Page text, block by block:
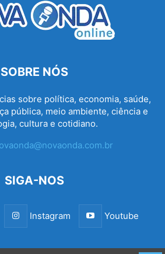
SOBRE NÓS
sobre política, economia, saúde,
pública, meio ambiente, ciência e
cultura e cotidiano.
SIGA-NOS
Instagram Youtube